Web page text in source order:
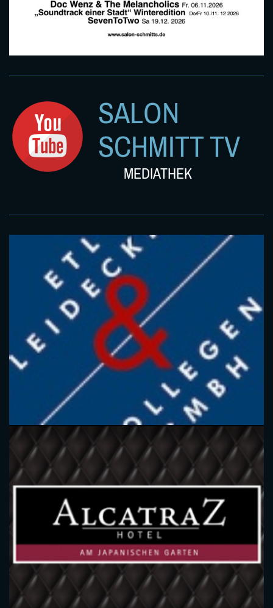
SALON
SCHMITT TV
MEDIATHEK